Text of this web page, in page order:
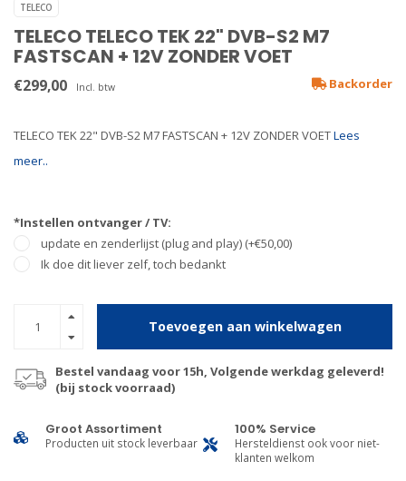
TELECO
TELECO TELECO TEK 22" DVB-S2 M7
FASTSCAN + 12V ZONDER VOET
€299,00 Incl. btw Backorder
TELECO TEK 22" DVB-S2 M7 FASTSCAN + 12V ZONDER VOETLees
meer..
*Instellen ontvanger / TV:
update en zenderlijst (plug and play) (+€50,00)
Ik doe dit liever zelf, toch bedankt
Toevoegen aan winkelwagen
Bestel vandaag voor 15h, Volgende werkdag geleverd!
(bij stock voorraad)
Groot Assortiment
Producten uit stock leverbaar
100% Service
Hersteldienst ook voor niet-
klanten welkom